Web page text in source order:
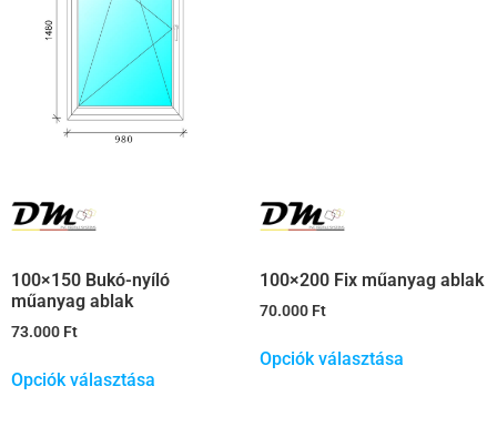
100×150 Bukó-nyíló
műanyag ablak
73.000 Ft
Opciók választása
100×200 Fix műanyag ablak
70.000 Ft
Opciók választása